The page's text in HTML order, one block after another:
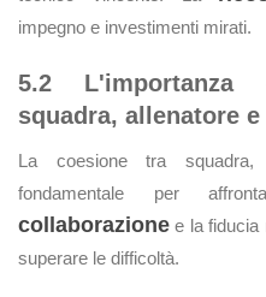
impegno e investimenti mirati.
5.2
squadra, allenatore
La coesione tra
fondamentale per
collaborazione e la fiducia
superare le difficoltà.